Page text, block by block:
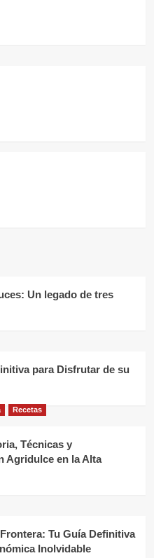
Un legado de tres
para Disfrutar de su
Recetas
Técnicas y
Agridulce en la Alta
Tu Guía Definitiva
Inolvidable